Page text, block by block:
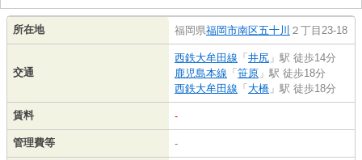
所在地 福岡県福岡市南区五十川 ２丁目23-18
交通
西鉄大牟田線 「 井尻 」駅 徒歩14分
鹿児島本線 「 笹原 」駅 徒歩18分
西鉄大牟田線 「 大橋 」駅 徒歩18分
賃料 -
管理費等 -